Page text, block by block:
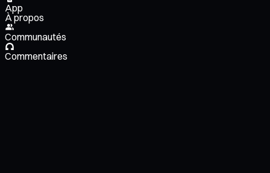
App
À propos
Communautés
Commentaires